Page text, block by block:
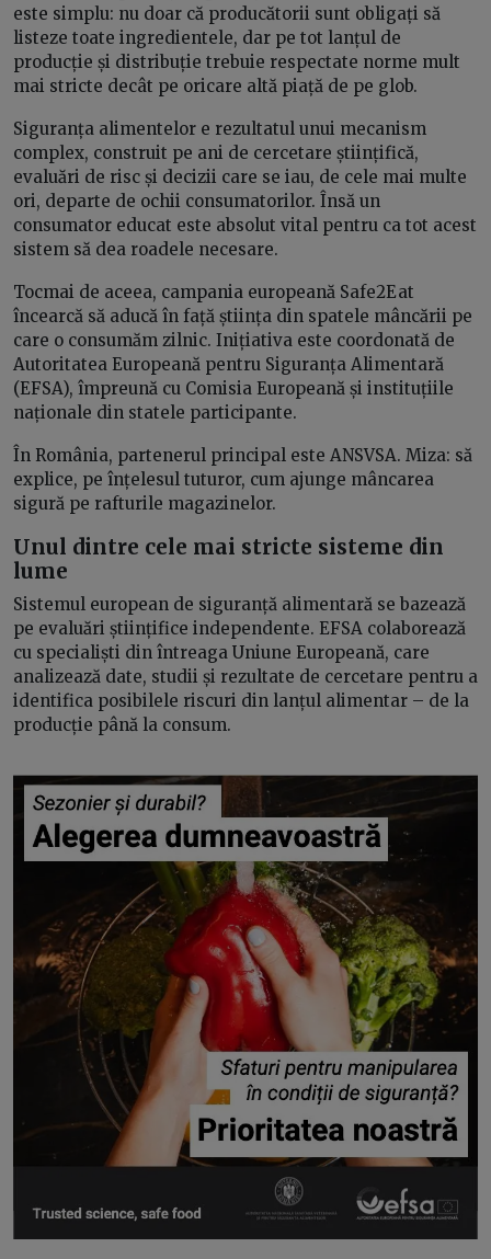
este simplu: nu doar că producătorii sunt obligați să
listeze toate ingredientele, dar pe tot lanțul de
producție și distribuție trebuie respectate norme mult
mai stricte decât pe oricare altă piață de pe glob.
Siguranța alimentelor e rezultatul unui mecanism
complex, construit pe ani de cercetare științifică,
evaluări de risc și decizii care se iau, de cele mai multe
ori, departe de ochii consumatorilor. Însă un
consumator educat este absolut vital pentru ca tot acest
sistem să dea roadele necesare.
Tocmai de aceea, campania europeană Safe2Eat
încearcă să aducă în față știința din spatele mâncării pe
care o consumăm zilnic. Inițiativa este coordonată de
Autoritatea Europeană pentru Siguranța Alimentară
(EFSA), împreună cu Comisia Europeană și instituțiile
naționale din statele participante.
În România, partenerul principal este ANSVSA. Miza: să
explice, pe înțelesul tuturor, cum ajunge mâncarea
sigură pe rafturile magazinelor.
Unul dintre cele mai stricte sisteme din
lume
Sistemul european de siguranță alimentară se bazează
pe evaluări științifice independente. EFSA colaborează
cu specialiști din întreaga Uniune Europeană, care
analizează date, studii și rezultate de cercetare pentru a
identifica posibilele riscuri din lanțul alimentar – de la
producție până la consum.